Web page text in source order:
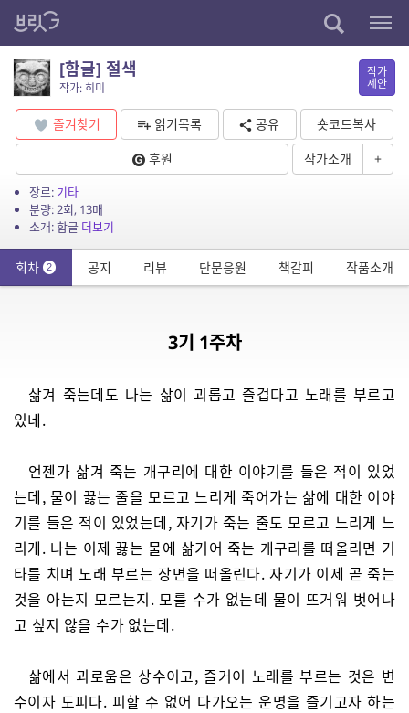
[함글] 절색
작가: 히미
작가
제안
즐겨찾기 읽기목록 공유
숏코드복사
후원
작가소개 +
장르: 기타
분량: 2회, 13매
소개: 함글 더보기
회차 2 공지 리뷰 단문응원 책갈피 작품소개
3기 1주차
삶겨 죽는데도 나는 삶이 괴롭고 즐겁다고 노래를 부르고
있네.
언젠가 삶겨 죽는 개구리에 대한 이야기를 들은 적이 있었
는데, 물이 끓는 줄을 모르고 느리게 죽어가는 삶에 대한 이야
기를 들은 적이 있었는데, 자기가 죽는 줄도 모르고 느리게 느
리게. 나는 이제 끓는 물에 삶기어 죽는 개구리를 떠올리면 기
타를 치며 노래 부르는 장면을 떠올린다. 자기가 이제 곧 죽는
것을 아는지 모르는지. 모를 수가 없는데 물이 뜨거워 벗어나
고 싶지 않을 수가 없는데.
삶에서 괴로움은 상수이고, 즐거이 노래를 부르는 것은 변
수이자 도피다. 피할 수 없어 다가오는 운명을 즐기고자 하는